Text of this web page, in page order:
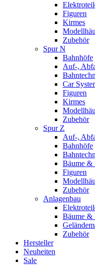
Figuren
Kirmes
Zubehör
Spur N
Bahnhöfe
Auf-,
Car
Figuren
Kirmes
Zubehör
Spur Z
Auf-,
Bahnhöfe
Bäume &
Figuren
Zubehör
Anlagenbau
Bäume &
Zubehör
Hersteller
Neuheiten
Sale